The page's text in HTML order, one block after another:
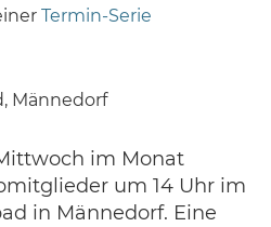
Termin-Serie
Männedorf
im Monat
um 14 Uhr im
in Männedorf. Eine